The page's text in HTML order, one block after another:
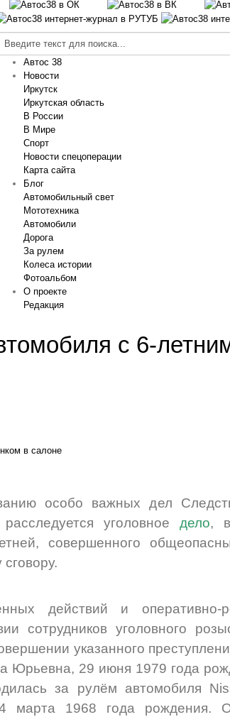
Автос 38
Новости
Иркутск
Иркутская область
В России
В Мире
Спорт
Новости спецоперации
Карта сайта
Блог
Автомобильный свет
Мототехника
Автомобили
Дорога
За рулем
Колеса истории
Фотоальбом
О проекте
Редакция
с 6-
особо важных дел
уголовное дело,
совершенного
действий и оперативно-
сотрудников уголовного
указанного
Юрьевна, 29 июня 1979 года
за рулём автомобиля
марта 1968 года рождения.